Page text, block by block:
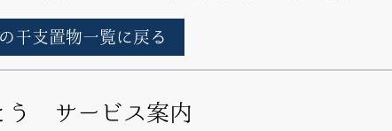
干支置物一覧に戻る
う サービス案内